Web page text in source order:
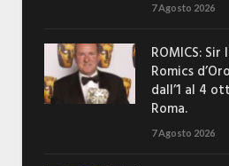
7 Agosto 2026
ROMICS:
Romics
dall’1 al 4
Roma.
7 Agosto 2026